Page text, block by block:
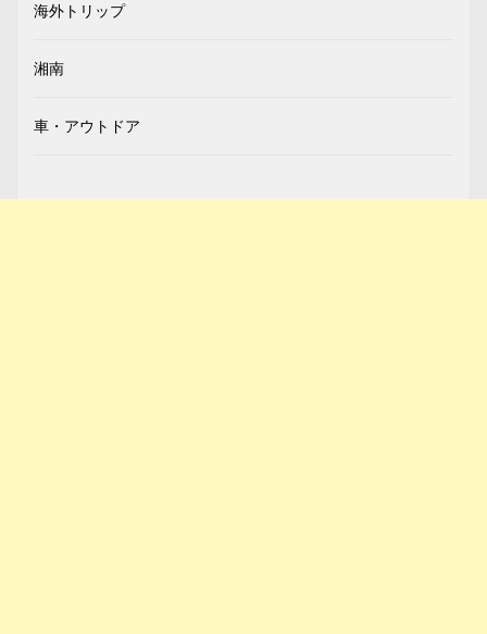
海外トリップ
湘南
車・アウトドア